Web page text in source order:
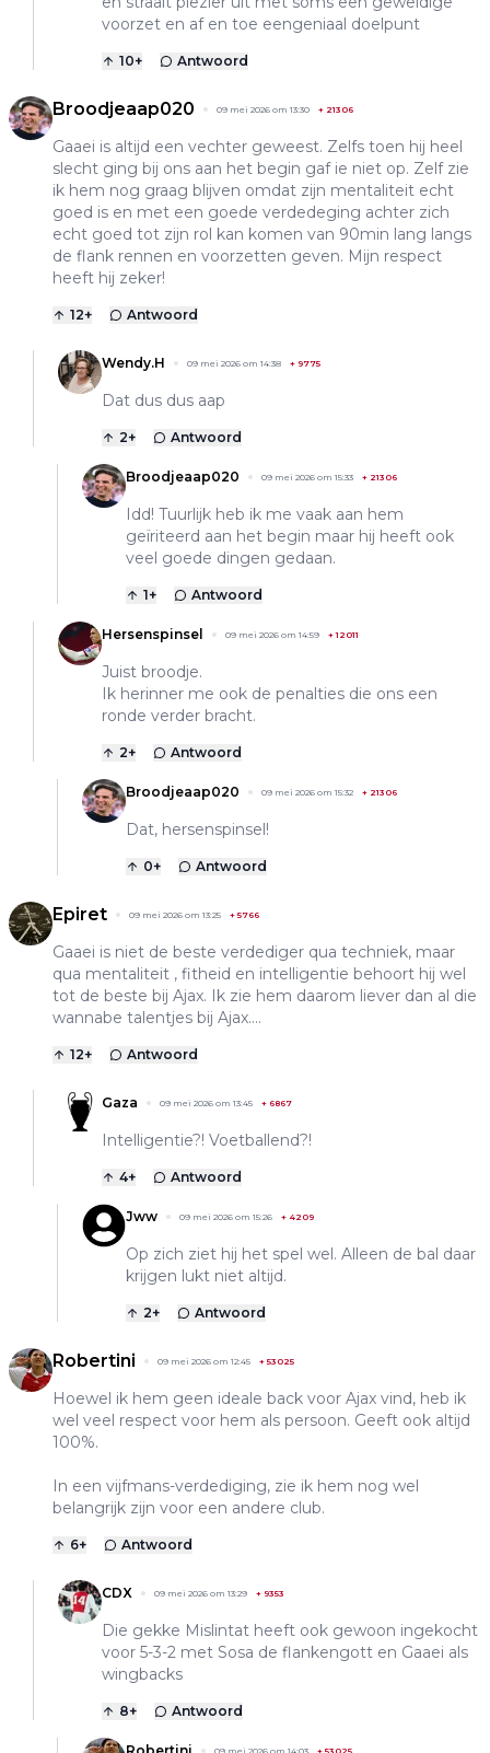
voorzet en af en toe eengeniaal doelpunt
10+ Antwoord
Broodjeaap020 09 mei 2026 om 13:30 + 21306
Gaaei is altijd een vechter geweest. Zelfs toen hij heel
slecht ging bij ons aan het begin gaf ie niet op. Zelf zie
ik hem nog graag blijven omdat zijn mentaliteit echt
goed is en met een goede verdedeging achter zich
echt goed tot zijn rol kan komen van 90min lang langs
de flank rennen en voorzetten geven. Mijn respect
heeft hij zeker!
12+ Antwoord
Wendy.H 09 mei 2026 om 14:38 + 9775
Dat dus dus aap
2+ Antwoord
Broodjeaap020 09 mei 2026 om 15:33 + 21306
Idd! Tuurlijk heb ik me vaak aan hem
geïriteerd aan het begin maar hij heeft ook
veel goede dingen gedaan.
1+ Antwoord
Hersenspinsel 09 mei 2026 om 14:59 +12011
Juist broodje.
Ik herinner me ook de penalties die ons een
ronde verder bracht.
2+ Antwoord
Broodjeaap020 09 mei 2026 om 15:32 + 21306
Dat, hersenspinsel!
0+ Antwoord
Epiret 09 mei 2026 om 13:25 + 5766
Gaaei is niet de beste verdediger qua techniek, maar
qua mentaliteit , fitheid en intelligentie behoort hij wel
tot de beste bij Ajax. Ik zie hem daarom liever dan al die
wannabe talentjes bij Ajax….
12+ Antwoord
Gaza 09 mei 2026 om 13:45 + 6867
Intelligentie?! Voetballend?!
4+ Antwoord
Jww 09 mei 2026 om 15:26 + 4209
Op zich ziet hij het spel wel. Alleen de bal daar
krijgen lukt niet altijd.
2+ Antwoord
Robertini 09 mei 2026 om 12:45 + 53025
Hoewel ik hem geen ideale back voor Ajax vind, heb ik
wel veel respect voor hem als persoon. Geeft ook altijd
100%.
In een vijfmans-verdediging, zie ik hem nog wel
belangrijk zijn voor een andere club.
6+ Antwoord
CDX 09 mei 2026 om 13:29 + 9353
Die gekke Mislintat heeft ook gewoon ingekocht
voor 5-3-2 met Sosa de flankengott en Gaaei als
wingbacks
8+ Antwoord
09 mei 2026 om 14:03 + 53025